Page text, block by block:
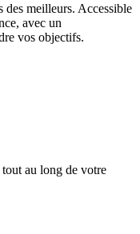
des meilleurs. Accessible
avec un
vos objectifs.
au long de votre